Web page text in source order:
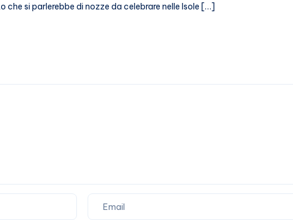
si parlerebbe di nozze da celebrare nelle Isole […]